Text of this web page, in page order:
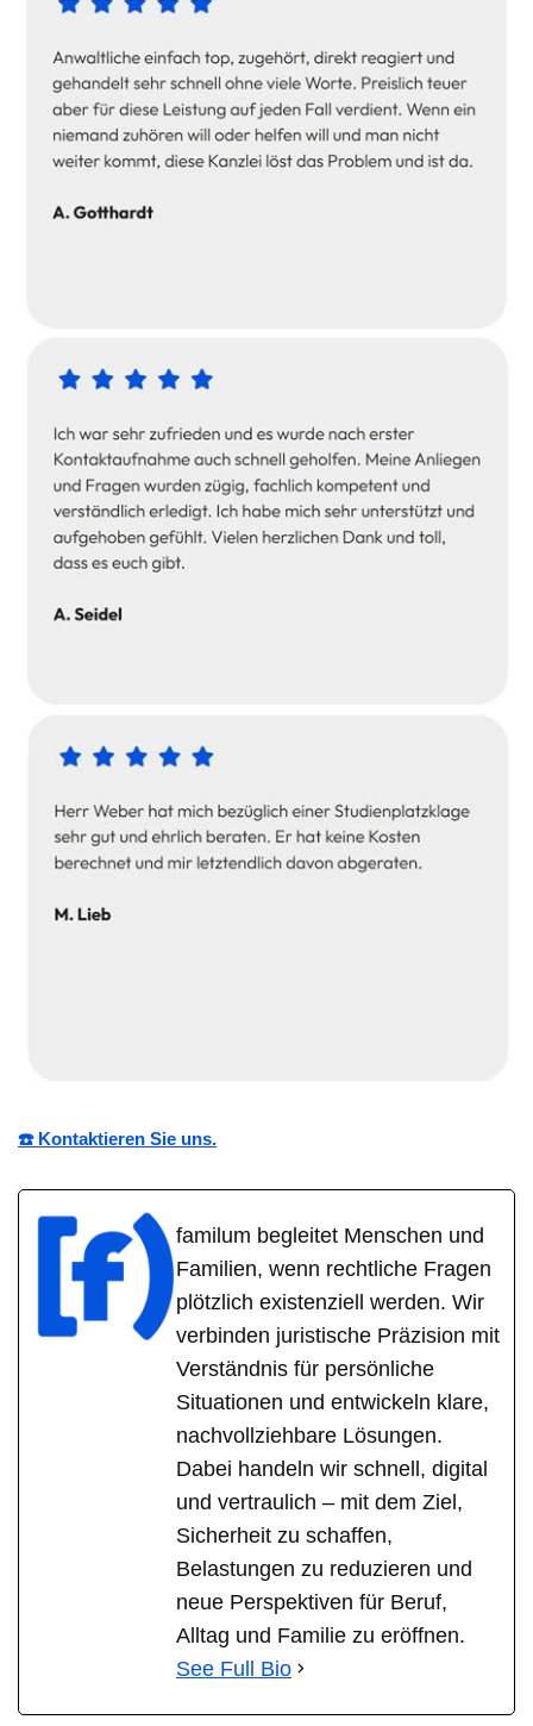
☎️ Kontaktieren Sie uns.
familum begleitet Menschen und
Familien, wenn rechtliche Fragen
plötzlich existenziell werden. Wir
verbinden juristische Präzision mit
Verständnis für persönliche
Situationen und entwickeln klare,
nachvollziehbare Lösungen.
Dabei handeln wir schnell, digital
und vertraulich – mit dem Ziel,
Sicherheit zu schaffen,
Belastungen zu reduzieren und
neue Perspektiven für Beruf,
Alltag und Familie zu eröffnen.
See Full Bio